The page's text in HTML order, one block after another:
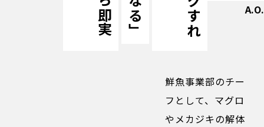
A.O.
鮮魚事業部のチー
フとして、マグロ
やメカジキの解体